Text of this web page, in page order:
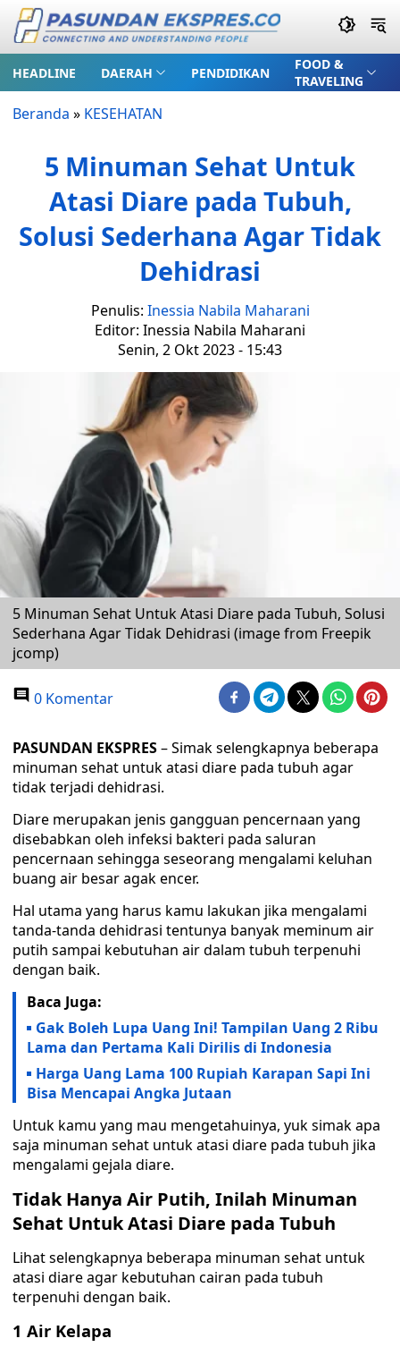
HEADLINE DAERAH PENDIDIKAN
FOOD &
TRAVELING
Beranda » KESEHATAN
5 Minuman Sehat Untuk
Atasi Diare pada Tubuh,
Solusi Sederhana Agar Tidak
Dehidrasi
Penulis: Inessia Nabila Maharani
Editor: Inessia Nabila Maharani
Senin, 2 Okt 2023 - 15:43
5 Minuman Sehat Untuk Atasi Diare pada Tubuh, Solusi
Sederhana Agar Tidak Dehidrasi (image from Freepik
jcomp)
0 Komentar
PASUNDAN EKSPRES– Simak selengkapnya beberapa
minuman sehat untuk atasi diare pada tubuh agar
tidak terjadi dehidrasi.
Diare merupakan jenis gangguan pencernaan yang
disebabkan oleh infeksi bakteri pada saluran
pencernaan sehingga seseorang mengalami keluhan
buang air besar agak encer.
Hal utama yang harus kamu lakukan jika mengalami
tanda-tanda dehidrasi tentunya banyak meminum air
putih sampai kebutuhan air dalam tubuh terpenuhi
dengan baik.
Baca Juga:
Gak Boleh Lupa Uang Ini! Tampilan Uang 2 Ribu
Lama dan Pertama Kali Dirilis di Indonesia
Harga Uang Lama 100 Rupiah Karapan Sapi Ini
Bisa Mencapai Angka Jutaan
Untuk kamu yang mau mengetahuinya, yuk simak apa
saja minuman sehat untuk atasi diare pada tubuh jika
mengalami gejala diare.
Tidak Hanya Air Putih, Inilah Minuman
Sehat Untuk Atasi Diare pada Tubuh
Lihat selengkapnya beberapa minuman sehat untuk
atasi diare agar kebutuhan cairan pada tubuh
terpenuhi dengan baik.
1 Air Kelapa